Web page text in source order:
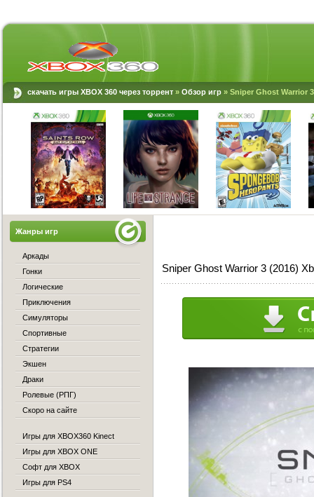
скачать игры XBOX 360 через торрент » Обзор игр » Sniper Ghost Warrior
Sniper Ghost Warrior 3 (2016)
Жанры игр
Аркады
Гонки
Логические
Приключения
Симуляторы
Спортивные
Стратегии
Экшен
Драки
Ролевые (РПГ)
Скоро на сайте
Игры для XBOX360 Kinect
Игры для XBOX ONE
Софт для XBOX
Игры для PS4